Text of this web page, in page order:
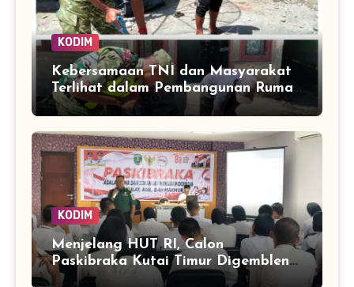
KODIM
Kebersamaan TNI dan Masyarakat
Terlihat dalam Pembangunan Rumah
di Desa Tanoh Merah
KODIM
Menjelang HUT RI, Calon
Paskibraka Kutai Timur Digembleng
Wawasan Kebangsaan oleh TNI